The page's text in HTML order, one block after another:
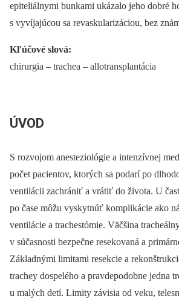
epiteliálnymi bunkami ukázalo jeho dobré
s vyvíjajúcou sa revaskularizáciou, bez
Kľúčové slová:
chirurgia –⁠ trachea –⁠ allotransplantácia
ÚVOD
S rozvojom anesteziológie a intenzívnej
počet pacientov, ktorých sa podarí po
ventilácii zachrániť a vrátiť do života. U
po čase môžu vyskytnúť komplikácie ako
ventilácie a trachestómie. Väčšina
v súčasnosti bezpečne resekovaná a
Základnými limitami resekcie a
trachey dospelého a pravdepodobne jedna
u malých detí. Limity závisia od veku,